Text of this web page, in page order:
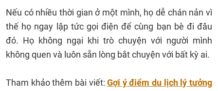
Nếu có nhiều thời gian ở một mình, họ dễ chán nản vì
thế họ ngay lập tức gọi điện để cùng bạn bè đi đâu
đó. Họ không ngại khi trò chuyện với người mình
không quen và luôn sẵn lòng bắt chuyện với bất kỳ ai.
Tham khảo thêm bài viết:Gợi ý điểm du lịch lý tưởng